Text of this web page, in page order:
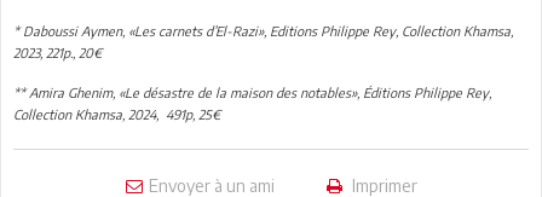
* Daboussi Aymen, «Les carnets d’El-Razi», Editions Philippe Rey, Collection Khamsa,
2023, 221p., 20€
** Amira Ghenim, «Le désastre de la maison des notables», Éditions Philippe Rey,
Collection Khamsa, 2024, 491p, 25€
Envoyer à un ami Imprimer